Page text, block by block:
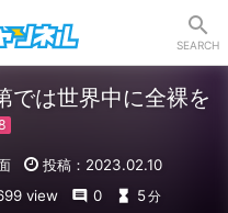
SEARCH
では世界中に全裸を
投稿：2023.02.10
view 0 5分